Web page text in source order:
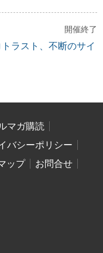
開催終了
ラスト、不断のサイ
マガ購読
バシーポリシー
ップ
お問合せ